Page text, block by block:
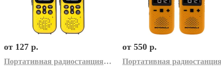
от 127 р.
Портативная радиостанция Decross DC43 (2шт, желтый)
от 550 р.